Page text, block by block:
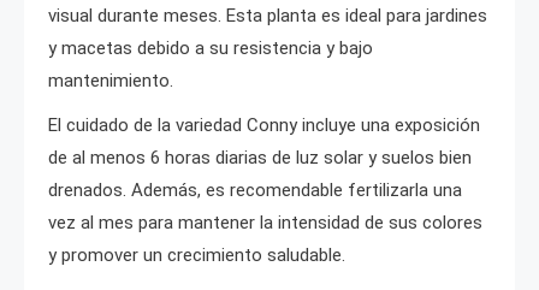
visual durante meses. Esta planta es ideal para jardines
y macetas debido a su resistencia y bajo
mantenimiento.
El cuidado de la variedad Conny incluye una exposición
de al menos 6 horas diarias de luz solar y suelos bien
drenados. Además, es recomendable fertilizarla una
vez al mes para mantener la intensidad de sus colores
y promover un crecimiento saludable.